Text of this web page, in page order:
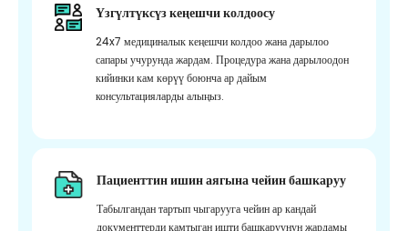
Үзгүлтүксүз кеңешчи колдоосу
24x7 медициналык кеңешчи колдоо жана дарылоо
сапары учурунда жардам. Процедура жана дарылоодон
кийинки кам көрүү боюнча ар дайым
консультацияларды алыңыз.
Пациенттин ишин аягына чейин башкаруу
Табылгандан тартып чыгарууга чейин ар кандай
документтерди камтыган ишти башкаруунун жардамы